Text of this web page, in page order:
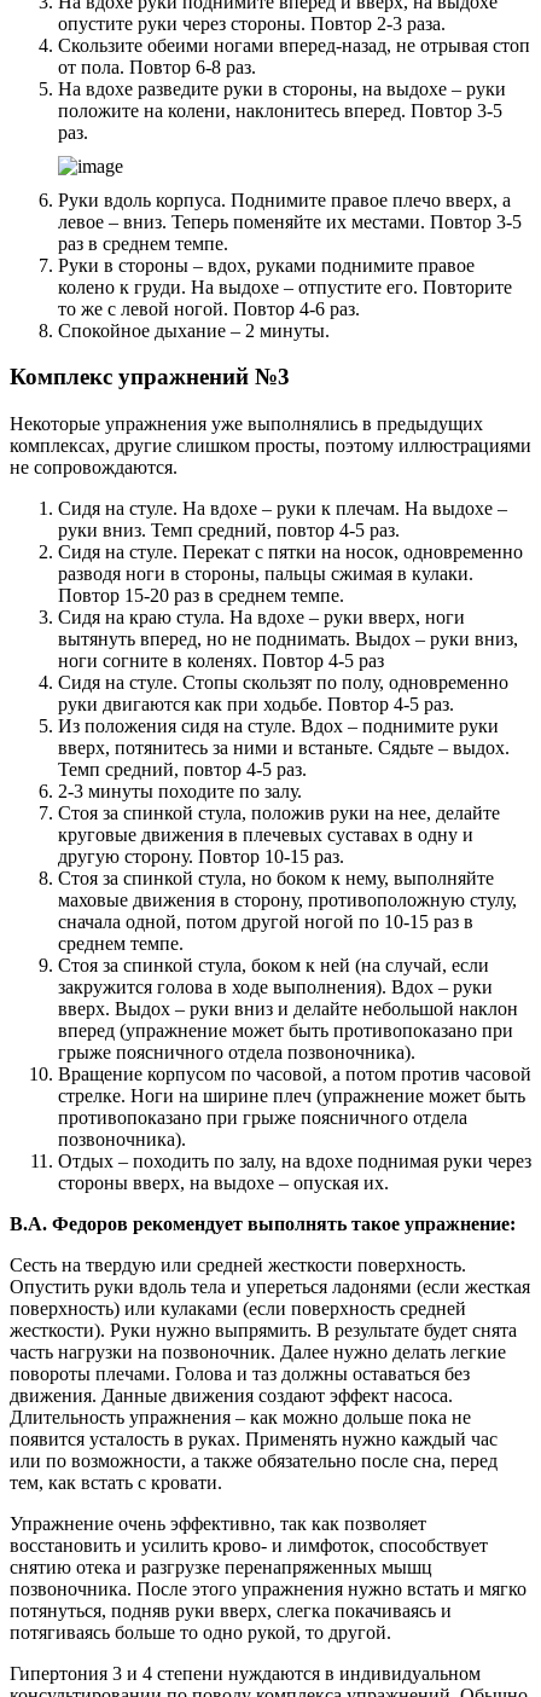
опустите руки через стороны. Повтор 2-3 раза.
Скользите обеими ногами вперед-назад, не отрывая стоп
от пола. Повтор 6-8 раз.
На вдохе разведите руки в стороны, на выдохе – руки
положите на колени, наклонитесь вперед. Повтор 3-5
раз.
Руки вдоль корпуса. Поднимите правое плечо вверх, а
левое – вниз. Теперь поменяйте их местами. Повтор 3-5
раз в среднем темпе.
Руки в стороны – вдох, руками поднимите правое
колено к груди. На выдохе – отпустите его. Повторите
то же с левой ногой. Повтор 4-6 раз.
Спокойное дыхание – 2 минуты.
Комплекс упражнений №3
Некоторые упражнения уже выполнялись в предыдущих
комплексах, другие слишком просты, поэтому иллюстрациями
не сопровождаются.
Сидя на стуле. На вдохе – руки к плечам. На выдохе –
руки вниз. Темп средний, повтор 4-5 раз.
Сидя на стуле. Перекат с пятки на носок, одновременно
разводя ноги в стороны, пальцы сжимая в кулаки.
Повтор 15-20 раз в среднем темпе.
Сидя на краю стула. На вдохе – руки вверх, ноги
вытянуть вперед, но не поднимать. Выдох – руки вниз,
ноги согните в коленях. Повтор 4-5 раз
Сидя на стуле. Стопы скользят по полу, одновременно
руки двигаются как при ходьбе. Повтор 4-5 раз.
Из положения сидя на стуле. Вдох – поднимите руки
вверх, потянитесь за ними и встаньте. Сядьте – выдох.
Темп средний, повтор 4-5 раз.
2-3 минуты походите по залу.
Стоя за спинкой стула, положив руки на нее, делайте
круговые движения в плечевых суставах в одну и
другую сторону. Повтор 10-15 раз.
Стоя за спинкой стула, но боком к нему, выполняйте
маховые движения в сторону, противоположную стулу,
сначала одной, потом другой ногой по 10-15 раз в
среднем темпе.
Стоя за спинкой стула, боком к ней (на случай, если
закружится голова в ходе выполнения). Вдох – руки
вверх. Выдох – руки вниз и делайте небольшой наклон
вперед (упражнение может быть противопоказано при
грыже поясничного отдела позвоночника).
Вращение корпусом по часовой, а потом против часовой
стрелке. Ноги на ширине плеч (упражнение может быть
противопоказано при грыже поясничного отдела
позвоночника).
Отдых – походить по залу, на вдохе поднимая руки через
стороны вверх, на выдохе – опуская их.
В.А. Федоров рекомендует выполнять такое упражнение:
Сесть на твердую или средней жесткости поверхность.
Опустить руки вдоль тела и упереться ладонями (если жесткая
поверхность) или кулаками (если поверхность средней
жесткости). Руки нужно выпрямить. В результате будет снята
часть нагрузки на позвоночник. Далее нужно делать легкие
повороты плечами. Голова и таз должны оставаться без
движения. Данные движения создают эффект насоса.
Длительность упражнения – как можно дольше пока не
появится усталость в руках. Применять нужно каждый час
или по возможности, а также обязательно после сна, перед
тем, как встать с кровати.
Упражнение очень эффективно, так как позволяет
восстановить и усилить крово- и лимфоток, способствует
снятию отека и разгрузке перенапряженных мышц
позвоночника. После этого упражнения нужно встать и мягко
потянуться, подняв руки вверх, слегка покачиваясь и
потягиваясь больше то одно рукой, то другой.
Гипертония 3 и 4 степени нуждаются в индивидуальном